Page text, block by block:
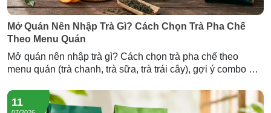
Mở Quán Nên Nhập Trà Gì? Cách Chọn Trà Pha Chế
Theo Menu Quán
Mở quán nên nhập trà gì? Cách chọn trà pha chế theo
menu quán (trà chanh, trà sữa, trà trái cây), gợi ý combo mở
11